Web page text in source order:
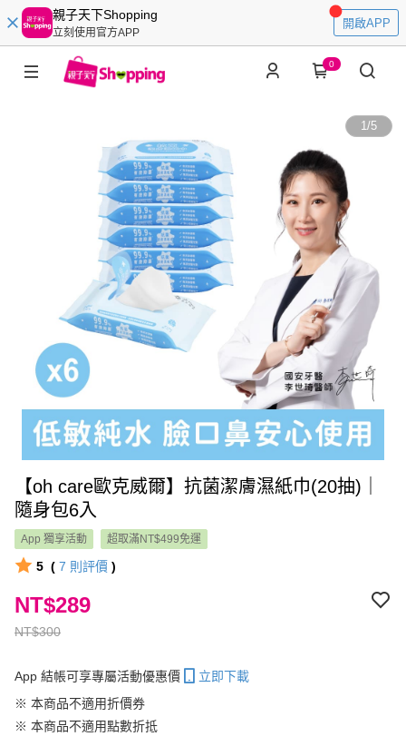
親子天下Shopping
立刻使用官方APP
開啟APP
0
1/5
【oh care歐克威爾】抗菌潔膚濕紙巾(20抽)｜
隨身包6入
App 獨享活動 超取滿NT$499免運
5 ( 7 則評價 )
NT$300
NT$289
App 結帳可享專屬活動優惠價
立即下載
※ 本商品不適用折價券
※ 本商品不適用點數折抵